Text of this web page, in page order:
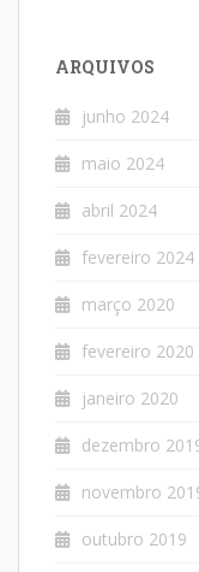
ARQUIVOS
junho 2024
maio 2024
abril 2024
fevereiro 2024
março 2020
fevereiro 2020
janeiro 2020
dezembro
novembro
outubro 2019